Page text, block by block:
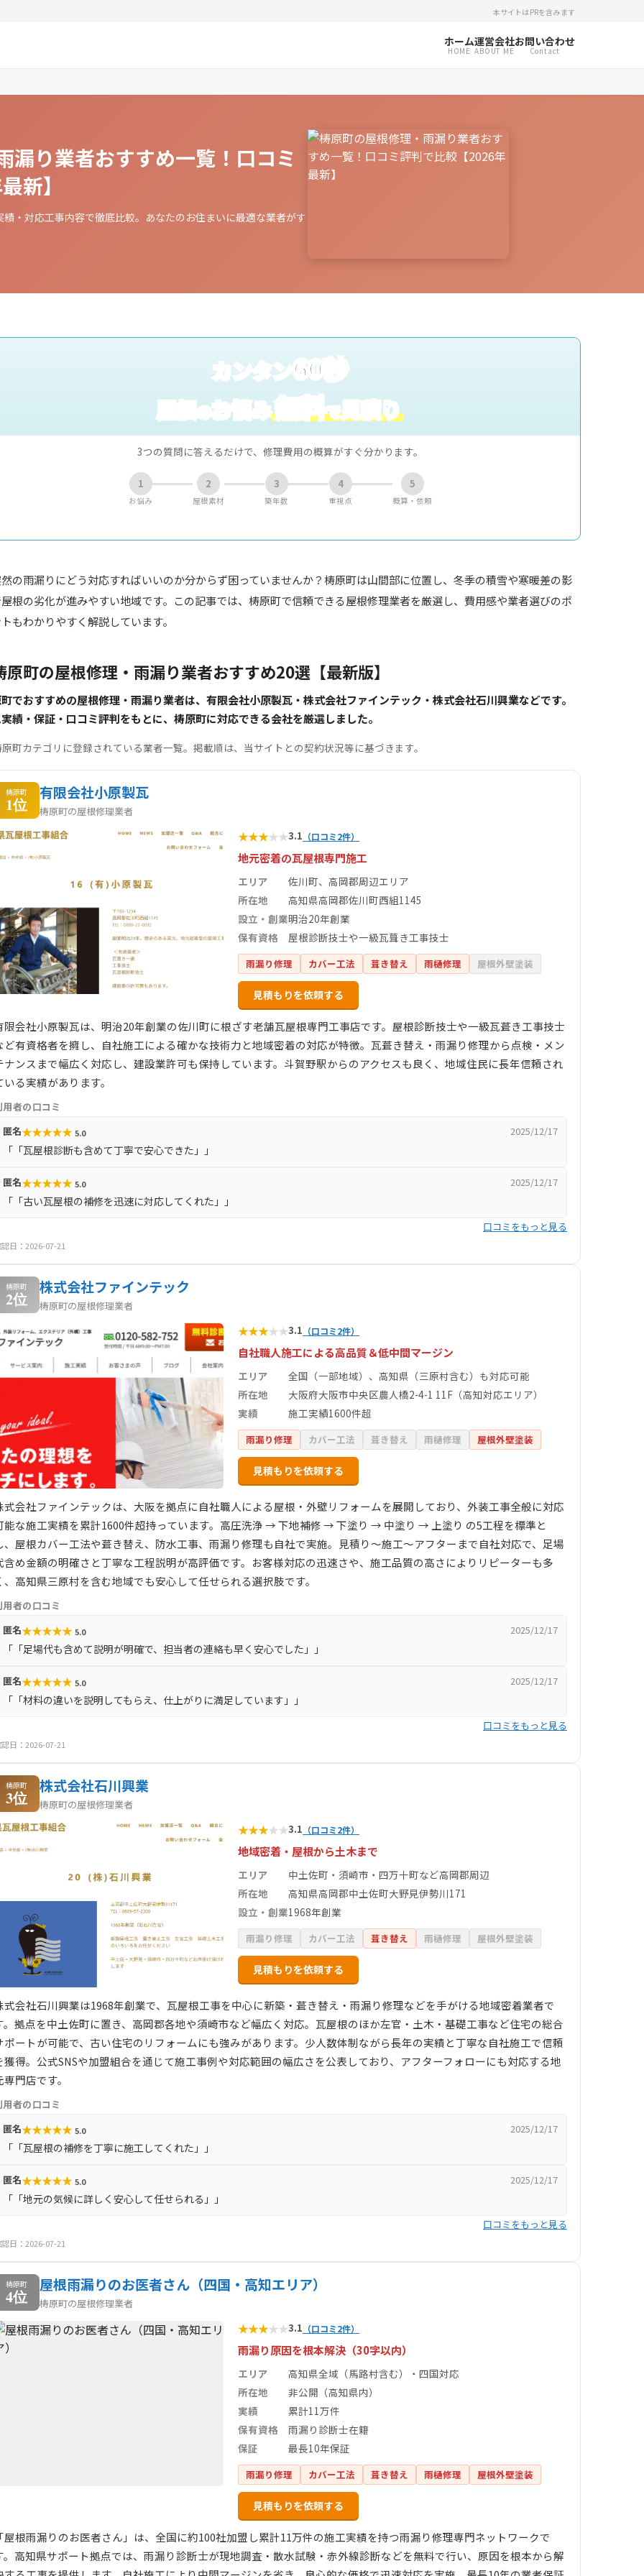
本サイトはPRを含みます
ホーム
HOME
運営会社
ABOUT ME
お問い合わせ
Contact
漏り業者おすすめ一覧！口コミ
新】
・対応工事内容で徹底比較。あなたのお住まいに最適な業者がす
カンタン60秒
屋根のお悩み無料で見積り
3つの質問に答えるだけで、修理費用の概算がすぐ分かります。
1
お悩み
2
屋根素材
3
築年数
4
重視点
5
概算・依頼
の雨漏りにどう対応すればいいのか分からず困っていませんか？梼原町は山間部に位置し、冬季の積雪や寒暖差の影
根の劣化が進みやすい地域です。この記事では、梼原町で信頼できる屋根修理業者を厳選し、費用感や業者選びのポ
もわかりやすく解説しています。
原町の屋根修理・雨漏り業者おすすめ20選【最新版】
でおすすめの屋根修理・雨漏り業者は、有限会社小原製瓦・株式会社ファインテック・株式会社石川興業などです。
績・保証・口コミ評判をもとに、梼原町に対応できる会社を厳選しました。
町カテゴリに登録されている業者一覧。掲載順は、当サイトとの契約状況等に基づきます。
梼原町
1位
有限会社小原製瓦
梼原町の屋根修理業者
★★★★★3.1 （口コミ2件）
地元密着の瓦屋根専門施工
エリア
佐川町、高岡郡周辺エリア
所在地
高知県高岡郡佐川町西組1145
設立・創業明治20年創業
保有資格
屋根診断技士や一級瓦葺き工事技士
雨漏り修理 カバー工法 葺き替え 雨樋修理 屋根外壁塗装
見積もりを依頼する
限会社小原製瓦は、明治20年創業の佐川町に根ざす老舗瓦屋根専門工事店です。屋根診断技士や一級瓦葺き工事技士
ど有資格者を擁し、自社施工による確かな技術力と地域密着の対応が特徴。瓦葺き替え・雨漏り修理から点検・メン
ナンスまで幅広く対応し、建設業許可も保持しています。斗賀野駅からのアクセスも良く、地域住民に長年信頼され
いる実績があります。
用者の口コミ
匿名★★★★★ 5.0 2025/12/17
「「瓦屋根診断も含めて丁寧で安心できた」」
匿名★★★★★ 5.0 2025/12/17
「「古い瓦屋根の補修を迅速に対応してくれた」」
口コミをもっと見る
日：2026-07-21
梼原町
2位
株式会社ファインテック
梼原町の屋根修理業者
★★★★★3.1 （口コミ2件）
自社職人施工による高品質＆低中間マージン
エリア
全国（一部地域）、高知県（三原村含む）も対応可能
所在地
大阪府大阪市中央区農人橋2-4-1 11F（高知対応エリア）
実績
施工実績1600件超
雨漏り修理 カバー工法 葺き替え 雨樋修理 屋根外壁塗装
見積もりを依頼する
式会社ファインテックは、大阪を拠点に自社職人による屋根・外壁リフォームを展開しており、外装工事全般に対応
能な施工実績を累計1600件超持っています。高圧洗浄 → 下地補修 → 下塗り → 中塗り → 上塗り の5工程を標準と
、屋根カバー工法や葺き替え、防水工事、雨漏り修理も自社で実施。見積り～施工～アフターまで自社対応で、足場
含め金額の明確さと丁寧な工程説明が高評価です。お客様対応の迅速さや、施工品質の高さによりリピーターも多
、高知県三原村を含む地域でも安心して任せられる選択肢です。
用者の口コミ
匿名★★★★★ 5.0 2025/12/17
「「足場代も含めて説明が明確で、担当者の連絡も早く安心でした」」
匿名★★★★★ 5.0 2025/12/17
「「材料の違いを説明してもらえ、仕上がりに満足しています」」
口コミをもっと見る
日：2026-07-21
梼原町
3位
株式会社石川興業
梼原町の屋根修理業者
★★★★★3.1 （口コミ2件）
地域密着・屋根から土木まで
エリア
中土佐町・須崎市・四万十町など高岡郡周辺
所在地
高知県高岡郡中土佐町大野見伊勢川171
設立・創業1968年創業
雨漏り修理 カバー工法 葺き替え 雨樋修理 屋根外壁塗装
見積もりを依頼する
式会社石川興業は1968年創業で、瓦屋根工事を中心に新築・葺き替え・雨漏り修理などを手がける地域密着業者で
。拠点を中土佐町に置き、高岡郡各地や須崎市など幅広く対応。瓦屋根のほか左官・土木・基礎工事など住宅の総合
ポートが可能で、古い住宅のリフォームにも強みがあります。少人数体制ながら長年の実績と丁寧な自社施工で信頼
獲得。公式SNSや加盟組合を通じて施工事例や対応範囲の幅広さを公表しており、アフターフォローにも対応する地
専門店です。
用者の口コミ
匿名★★★★★ 5.0 2025/12/17
「「瓦屋根の補修を丁寧に施工してくれた」」
匿名★★★★★ 5.0 2025/12/17
「「地元の気候に詳しく安心して任せられる」」
口コミをもっと見る
日：2026-07-21
梼原町
4位
屋根雨漏りのお医者さん（四国・高知エリア）
梼原町の屋根修理業者
★★★★★3.1 （口コミ2件）
雨漏り原因を根本解決（30字以内）
エリア
高知県全域（馬路村含む）・四国対応
所在地
非公開（高知県内）
実績
累計11万件
保有資格
雨漏り診断士在籍
保証
最長10年保証
雨漏り修理 カバー工法 葺き替え 雨樋修理 屋根外壁塗装
見積もりを依頼する
屋根雨漏りのお医者さん」は、全国に約100社加盟し累計11万件の施工実績を持つ雨漏り修理専門ネットワークで
。高知県サポート拠点では、雨漏り診断士が現地調査・散水試験・赤外線診断などを無料で行い、原因を根本から解